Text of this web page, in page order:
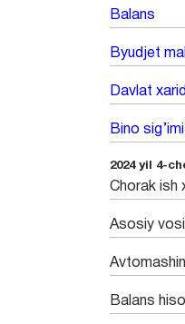
Balans
Byudjet
Davlat
Bino sig’imi
2024 yil 4-
Chorak ish
Asosiy
Balans